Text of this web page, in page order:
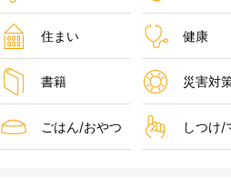
住まい 健康
書籍 災害対
ごはん/おやつ しつけ/